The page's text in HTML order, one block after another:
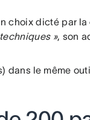
dicté par
», son
dans le même